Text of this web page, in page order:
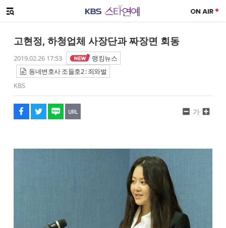
메뉴 열기
고현정, 하청업체 사장단과 짜장면 회동
2019.02.26 17:53
랭킹뉴스
동네변호사 조들호2 : 죄와벌
KBS
페이스북
트위터
네이버
URL복사
글씨 작게보기
가
글씨 크게보기
해시태그